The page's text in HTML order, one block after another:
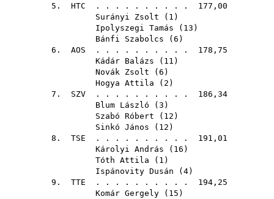
5. HTC . . . . . . . . . . 177,00
Surányi Zsolt ( 1 )
Ipolyszegi Tamás ( 13 )
Bánfi Szabolcs ( 6 )
6. AOS . . . . . . . . . . 178,75
Kádár Balázs ( 11 )
Novák Zsolt ( 6 )
Hogya Attila ( 2 )
7. SZV . . . . . . . . . . 186,34
Blum László ( 3 )
Szabó Róbert ( 12 )
Sinkó János ( 12 )
8. TSE . . . . . . . . . . 191,01
Károlyi András ( 16 )
Tóth Attila ( 1 )
Ispánovity Dusán ( 4)
9. TTE . . . . . . . . . . 194,25
Komár Gergely ( 15 )